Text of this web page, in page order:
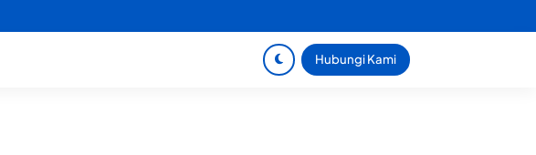
Hubungi Kami